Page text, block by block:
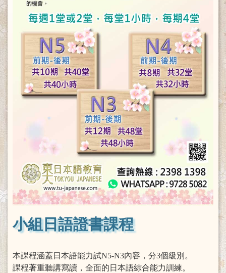
小組日語證書課程
本課程涵蓋日本語能力試N5-N3內容，分3個級別。
課程著重聽講寫讀，全面的日本語綜合能力訓練。